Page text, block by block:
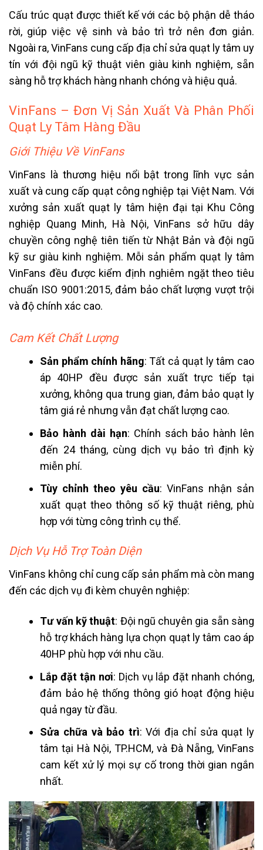
Cấu trúc quạt được thiết kế với các bộ phận dễ tháo
rời, giúp việc vệ sinh và bảo trì trở nên đơn giản.
Ngoài ra, VinFans cung cấp địa chỉ sửa quạt ly tâm uy
tín với đội ngũ kỹ thuật viên giàu kinh nghiệm, sẵn
sàng hỗ trợ khách hàng nhanh chóng và hiệu quả.
VinFans – Đơn Vị Sản Xuất Và Phân Phối
Quạt Ly Tâm Hàng Đầu
Giới Thiệu Về VinFans
VinFans là thương hiệu nổi bật trong lĩnh vực sản
xuất và cung cấp quạt công nghiệp tại Việt Nam. Với
xưởng sản xuất quạt ly tâm hiện đại tại Khu Công
nghiệp Quang Minh, Hà Nội, VinFans sở hữu dây
chuyền công nghệ tiên tiến từ Nhật Bản và đội ngũ
kỹ sư giàu kinh nghiệm. Mỗi sản phẩm quạt ly tâm
VinFans đều được kiểm định nghiêm ngặt theo tiêu
chuẩn ISO 9001:2015, đảm bảo chất lượng vượt trội
và độ chính xác cao.
Cam Kết Chất Lượng
Sản phẩm chính hãng: Tất cả quạt ly tâm cao
áp 40HP đều được sản xuất trực tiếp tại
xưởng, không qua trung gian, đảm bảo quạt ly
tâm giá rẻ nhưng vẫn đạt chất lượng cao.
Bảo hành dài hạn: Chính sách bảo hành lên
đến 24 tháng, cùng dịch vụ bảo trì định kỳ
miễn phí.
Tùy chỉnh theo yêu cầu: VinFans nhận sản
xuất quạt theo thông số kỹ thuật riêng, phù
hợp với từng công trình cụ thể.
Dịch Vụ Hỗ Trợ Toàn Diện
VinFans không chỉ cung cấp sản phẩm mà còn mang
đến các dịch vụ đi kèm chuyên nghiệp:
Tư vấn kỹ thuật: Đội ngũ chuyên gia sẵn sàng
hỗ trợ khách hàng lựa chọn quạt ly tâm cao áp
40HP phù hợp với nhu cầu.
Lắp đặt tận nơi: Dịch vụ lắp đặt nhanh chóng,
đảm bảo hệ thống thông gió hoạt động hiệu
quả ngay từ đầu.
Sửa chữa và bảo trì: Với địa chỉ sửa quạt ly
tâm tại Hà Nội, TP.HCM, và Đà Nẵng, VinFans
cam kết xử lý mọi sự cố trong thời gian ngắn
nhất.